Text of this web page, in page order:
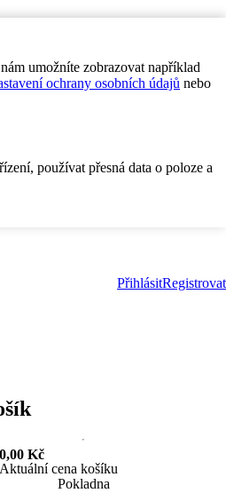
umožníte zobrazovat například
ochrany osobních údajů nebo
používat přesná data o poloze a
PřihlásitRegistrovat
0,00 KčAktuální cena košíku
0,00 Kč
Aktuální cena košíku
Pokladna